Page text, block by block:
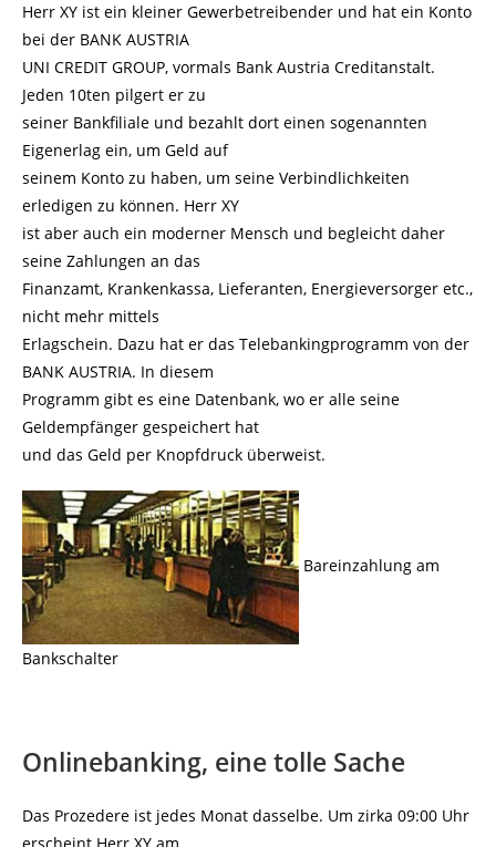
Herr XY ist ein kleiner Gewerbetreibender und hat ein Konto
bei der BANK AUSTRIA
UNI CREDIT GROUP, vormals Bank Austria Creditanstalt.
Jeden 10ten pilgert er zu
seiner Bankfiliale und bezahlt dort einen sogenannten
Eigenerlag ein, um Geld auf
seinem Konto zu haben, um seine Verbindlichkeiten
erledigen zu können. Herr XY
ist aber auch ein moderner Mensch und begleicht daher
seine Zahlungen an das
Finanzamt, Krankenkassa, Lieferanten, Energieversorger etc.,
nicht mehr mittels
Erlagschein. Dazu hat er das Telebankingprogramm von der
BANK AUSTRIA. In diesem
Programm gibt es eine Datenbank, wo er alle seine
Geldempfänger gespeichert hat
und das Geld per Knopfdruck überweist.
Bareinzahlung am
Bankschalter
Onlinebanking, eine tolle Sache
Das Prozedere ist jedes Monat dasselbe. Um zirka 09:00 Uhr